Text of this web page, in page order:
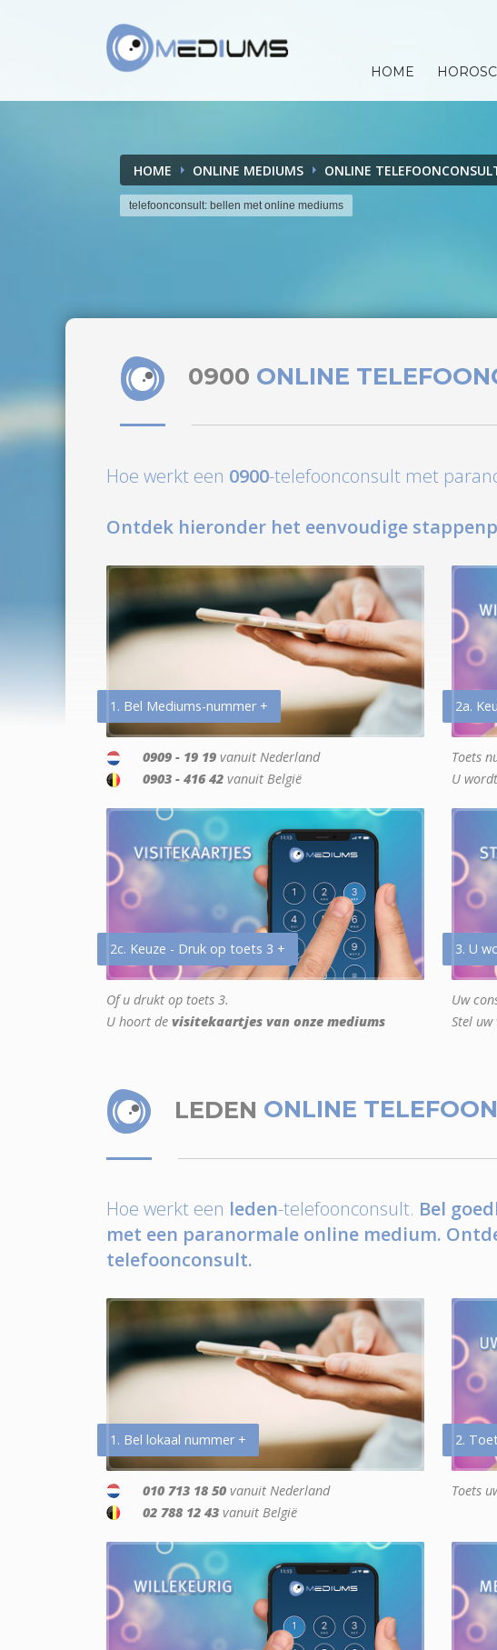
HOME
HOME ONLINE MEDIUMS ONLINE
telefoonconsult: bellen met online mediums
0900 ONLINE
Hoe werkt een 0900-telefoonconsult met
Ontdek hieronder het eenvoudige
1. Bel Mediums-nummer +
0909 - 19 19 vanuit Nederland
0903 - 416 42 vanuit België
2a.
Toets
U
2c. Keuze - Druk op toets 3 +
Of u drukt op toets 3.
U hoort de visitekaartjes van onze mediums
3. U
Uw
Stel
LEDEN ONLINE
Hoe werkt een leden-telefoonconsult. Bel
met een paranormale online medium.
telefoonconsult.
1. Bel lokaal nummer +
010 713 18 50 vanuit Nederland
02 788 12 43 vanuit België
2.
Toets